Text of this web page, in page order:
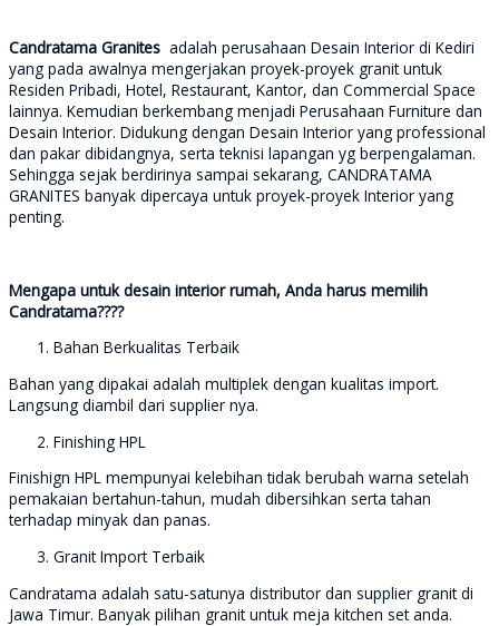
Candratama Granites adalah perusahaan Desain Interior di Kediri
yang pada awalnya mengerjakan proyek-proyek granit untuk
Residen Pribadi, Hotel, Restaurant, Kantor, dan Commercial Space
lainnya. Kemudian berkembang menjadi Perusahaan Furniture dan
Desain Interior. Didukung dengan Desain Interior yang professional
dan pakar dibidangnya, serta teknisi lapangan yg berpengalaman.
Sehingga sejak berdirinya sampai sekarang, CANDRATAMA
GRANITES banyak dipercaya untuk proyek-proyek Interior yang
penting.
Mengapa untuk desain interior rumah, Anda harus memilih
Candratama????
Bahan Berkualitas Terbaik
Bahan yang dipakai adalah multiplek dengan kualitas import.
Langsung diambil dari supplier nya.
Finishing HPL
Finishign HPL mempunyai kelebihan tidak berubah warna setelah
pemakaian bertahun-tahun, mudah dibersihkan serta tahan
terhadap minyak dan panas.
Granit Import Terbaik
Candratama adalah satu-satunya distributor dan supplier granit di
Jawa Timur. Banyak pilihan granit untuk meja kitchen set anda.